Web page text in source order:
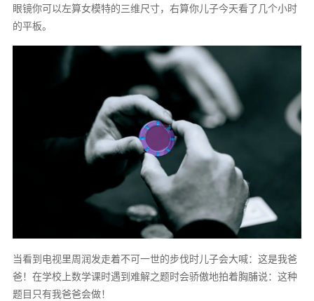
眼镜你可以左算女模特的三维尺寸，右算你儿子今天看了几个小时
的平板。
当看到电视里周润发走着不可一世的步伐时儿子会大喊：这是我爸
爸！在学校上数学课时遇到难解之题时会骄傲地拍着胸脯说：这种
题目只有我爸爸会做！